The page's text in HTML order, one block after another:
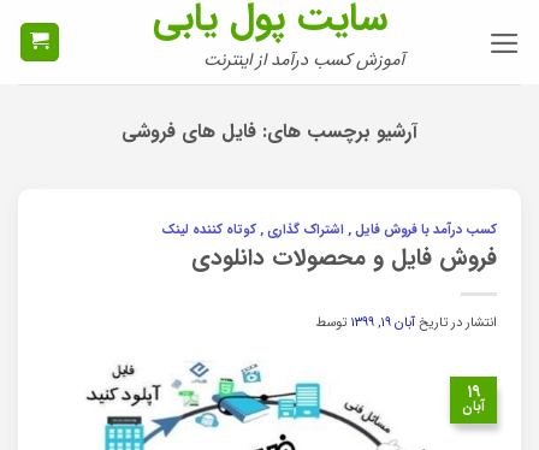
سایت پول یابی
آموزش کسب درآمد از اینترنت
آرشیو برچسب های: فایل های فروشی
کسب درآمد با فروش فایل , اشتراک گذاری , کوتاه کننده لینک
فروش فایل و محصولات دانلودی
انتشار در تاریخآبان ۱۹, ۱۳۹۹ توسط
۱۹
آبان